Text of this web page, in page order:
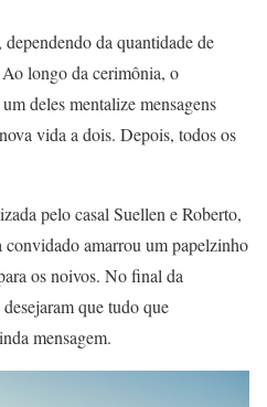
da quantidade de
longo da cerimônia, o
deles mentalize mensagens
vida a dois. Depois, todos os
pelo casal Suellen e Roberto,
amarrou um papelzinho
os noivos. No final da
que tudo que
mensagem.